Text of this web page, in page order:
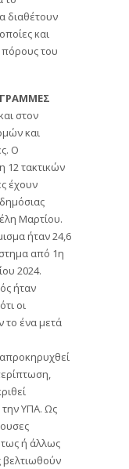
διαθέτουν
και
πόρους του
ΓΡΑΜΜΕΣ
στον
και
Ο
12 τακτικών
έχουν
Μαρτίου.
ήταν 24,6
από 1η
2024.
ήταν
οι
το ένα μετά
ΥΠΑ. Ως
ή άλλως
βελτιωθούν